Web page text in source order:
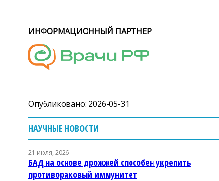
ИНФОРМАЦИОННЫЙ ПАРТНЕР
Опубликовано: 2026-05-31
НАУЧНЫЕ НОВОСТИ
21 июля, 2026
БАД на основе дрожжей способен укрепить
противораковый иммунитет